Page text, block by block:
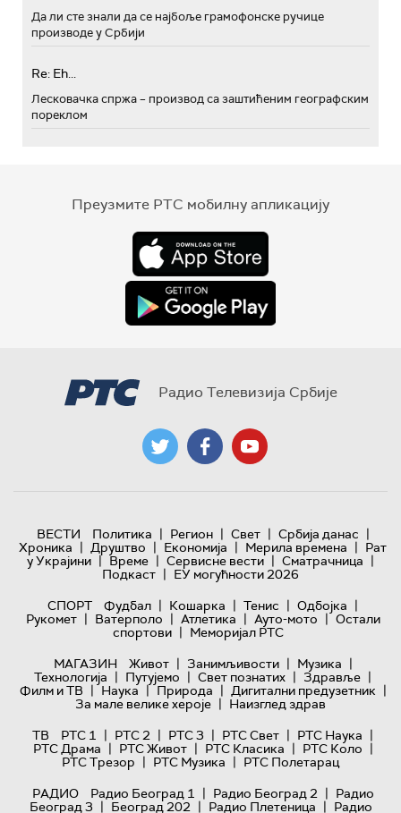
Да ли сте знали да се најбоље грамофонске ручице
производе у Србији
Re: Eh...
Лесковачка спржа – производ са заштићеним географским
пореклом
Преузмите РТС мобилну апликацију
Радио Телевизија Србије
ВЕСТИ Политика | Регион | Свет | Србија данас |
Хроника | Друштво | Економија | Мерила времена | Рат
у Украјини | Време | Сервисне вести | Сматрачница |
Подкаст | ЕУ могућности 2026
СПОРТ
Фудбал | Кошарка | Тенис | Одбојка |
Рукомет | Ватерполо | Атлетика | Ауто-мото | Остали
спортови | Меморијал РТС
МАГАЗИН
Живот | Занимљивости | Музика |
Технологијa | Путујемо | Свет познатих | Здравље |
Филм и ТВ | Наука | Природа | Дигитални предузетник |
За мале велике хероје | Наизглед здрав
ТВ
РТС 1 | РТС 2 | РТС 3 | РТС Свет | РТС Наука |
РТС Драма | РТС Живот | РТС Класика | РТС Коло |
РТС Трезор | РТС Музика | РТС Полетарац
РАДИО
Радио Београд 1 | Радио Београд 2 | Радио
Београд 3 | Београд 202 | Радио Плетеница | Радио